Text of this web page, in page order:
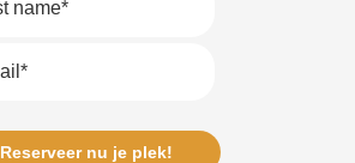
Reserveer nu je plek!